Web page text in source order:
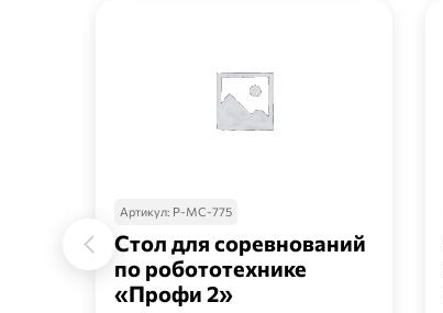
Артикул: Р-МС-775
Стол для соревнований
по робототехнике
«Профи 2»